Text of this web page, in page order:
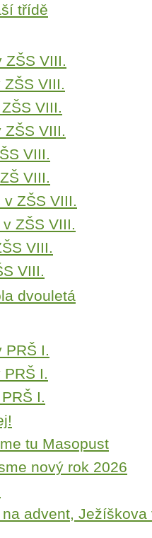
třídě
ZŠS VIII.
ZŠS VIII.
VIII.
ZŠS VIII.
VIII.
VIII.
v ZŠS VIII.
ZŠS VIII.
VIII.
VIII.
dvouletá
PRŠ I.
PRŠ I.
I.
tu Masopust
nový rok 2026
advent,